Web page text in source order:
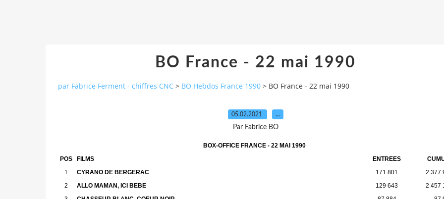
BO France - 22 mai 1990
par Fabrice Ferment - chiffres CNC > BO Hebdos France 1990 > BO France - 22 mai 1990
05.02.2021 …
Par Fabrice BO
BOX-OFFICE FRANCE - 22 MAI 1990
POS
FILMS ENTREES
1
CYRANO DE BERGERAC 171 801
2 377
2
ALLO MAMAN, ICI BEBE 129 643
2 457